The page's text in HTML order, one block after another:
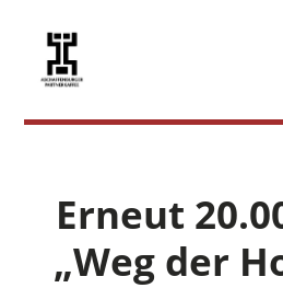
Erneut
„Weg der